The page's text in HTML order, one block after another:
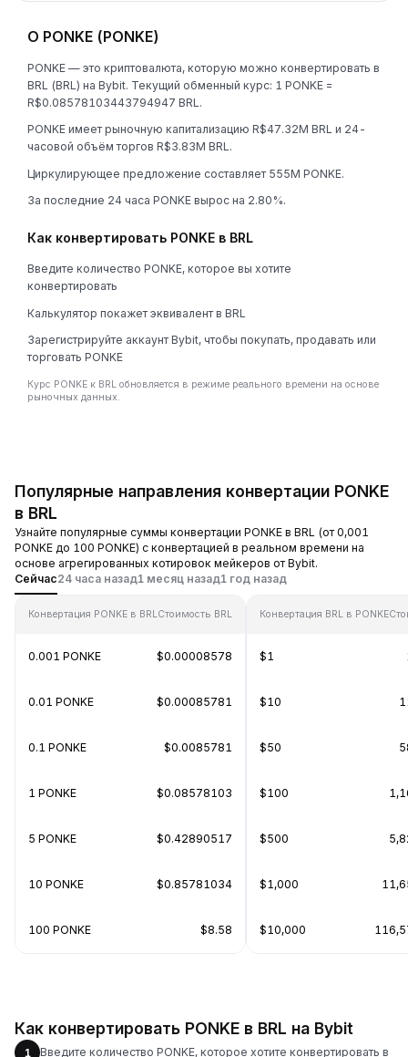
О PONKE (PONKE)
PONKE — это криптовалюта, которую можно конвертировать в
BRL (BRL) на Bybit. Текущий обменный курс: 1 PONKE =
R$0.08578103443794947 BRL.
PONKE имеет рыночную капитализацию R$47.32M BRL и 24-
часовой объём торгов R$3.83M BRL.
Циркулирующее предложение составляет 555M PONKE.
За последние 24 часа PONKE вырос на 2.80%.
Как конвертировать PONKE в BRL
Введите количество PONKE, которое вы хотите
конвертировать
Калькулятор покажет эквивалент в BRL
Зарегистрируйте аккаунт Bybit, чтобы покупать, продавать или
торговать PONKE
Курс PONKE к BRL обновляется в режиме реального времени на основе
рыночных данных.
Популярные направления конвертации PONKE
в BRL
Узнайте популярные суммы конвертации PONKE в BRL (от 0,001
PONKE до 100 PONKE) с конвертацией в реальном времени на
основе агрегированных котировок мейкеров от Bybit.
Сейчас24 часа назад1 месяц назад1 год назад
Конвертация PONKE в BRLСтоимость BRL
0.001 PONKE $0.00008578
0.01 PONKE $0.00085781
0.1 PONKE $0.0085781
1 PONKE $0.08578103
5 PONKE $0.42890517
10 PONKE $0.85781034
100 PONKE $8.58
Конвертация BRL в PONKE
$1
$10
$50
$100
$500
$1,000
$10,000
Как конвертировать PONKE в BRL на Bybit
1 Введите количество PONKE, которое хотите конвертировать в